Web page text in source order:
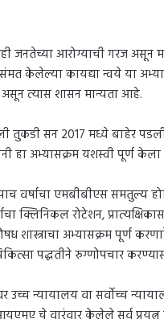
जनतेच्या आरोग्याची गरज असून
केलेल्या कायद्या न्वये या
त्यास शासन मान्यता आहे.
तुकडी सन 2017 मध्ये बाहेर
हा अभ्यासक्रम यशस्वी पूर्ण
वर्षाचा एमबीबीएस समतुल्य
क्लिनिकल रोटेशन,
शास्त्राचा अभ्यासक्रम पूर्ण
पद्धतीने रुग्णोपचार
उच्च न्यायालय वा सर्वोच्च
चे वारंवार केलेले सर्व